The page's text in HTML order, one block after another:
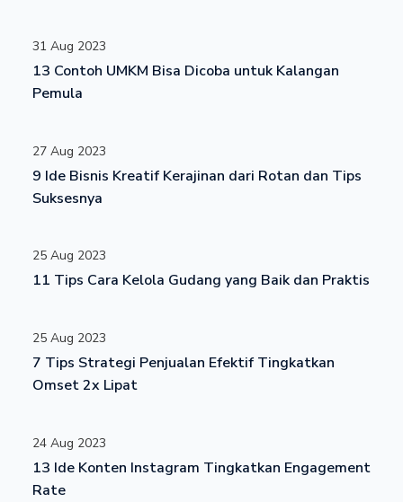
31 Aug 2023
13 Contoh UMKM Bisa Dicoba untuk Kalangan
Pemula
27 Aug 2023
9 Ide Bisnis Kreatif Kerajinan dari Rotan dan Tips
Suksesnya
25 Aug 2023
11 Tips Cara Kelola Gudang yang Baik dan Praktis
25 Aug 2023
7 Tips Strategi Penjualan Efektif Tingkatkan
Omset 2x Lipat
24 Aug 2023
13 Ide Konten Instagram Tingkatkan Engagement
Rate